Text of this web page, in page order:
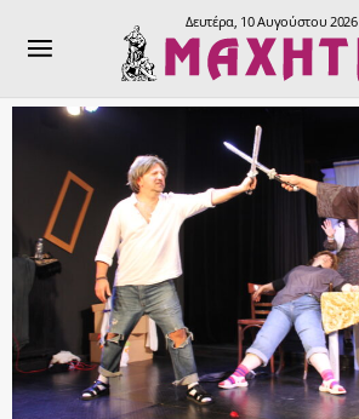
Δευτέρα, 10 Αυγούστου 2026